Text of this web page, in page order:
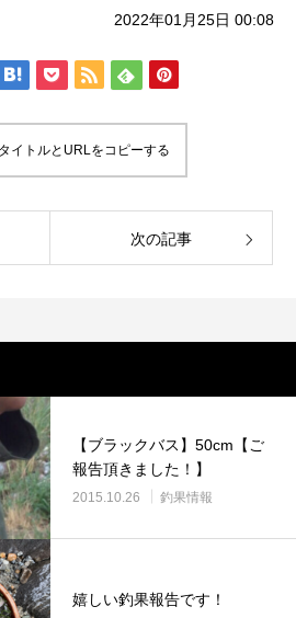
2022年01月25日 00:08
イトルとURLをコピーする
次の記事
【ブラックバス】50cm【ご
報告頂きました！】
2015.10.26 釣果情報
嬉しい釣果報告です！